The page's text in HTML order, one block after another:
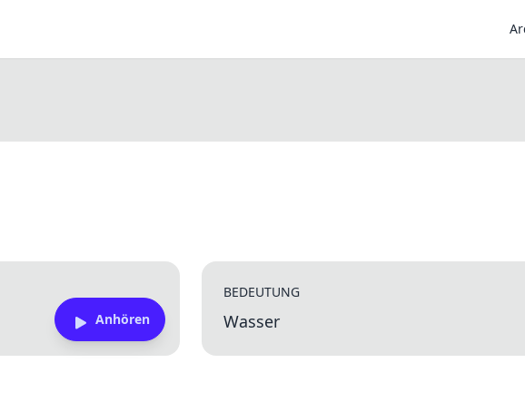
Anhören
BEDEUTUNG
Wasser